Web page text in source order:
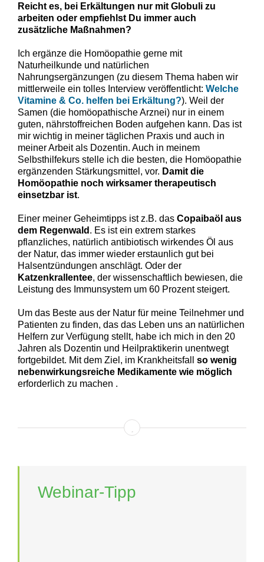
Reicht es, bei Erkältungen nur mit Globuli zu
arbeiten oder empfiehlst Du immer auch
zusätzliche Maßnahmen?
Ich ergänze die Homöopathie gerne mit
Naturheilkunde und natürlichen
Nahrungsergänzungen (zu diesem Thema haben wir
mittlerweile ein tolles Interview veröffentlicht: Welche
Vitamine & Co. helfen bei Erkältung?). Weil der
Samen (die homöopathische Arznei) nur in einem
guten, nährstoffreichen Boden aufgehen kann. Das ist
mir wichtig in meiner täglichen Praxis und auch in
meiner Arbeit als Dozentin. Auch in meinem
Selbsthilfekurs stelle ich die besten, die Homöopathie
ergänzenden Stärkungsmittel, vor. Damit die
Homöopathie noch wirksamer therapeutisch
einsetzbar ist.
Einer meiner Geheimtipps ist z.B. das Copaibaöl aus
dem Regenwald . Es ist ein extrem starkes
pflanzliches, natürlich antibiotisch wirkendes Öl aus
der Natur, das immer wieder erstaunlich gut bei
Halsentzündungen anschlägt. Oder der
Katzenkrallentee, der wissenschaftlich bewiesen, die
Leistung des Immunsystem um 60 Prozent steigert.
Um das Beste aus der Natur für meine Teilnehmer und
Patienten zu finden, das das Leben uns an natürlichen
Helfern zur Verfügung stellt, habe ich mich in den 20
Jahren als Dozentin und Heilpraktikerin unentwegt
fortgebildet. Mit dem Ziel, im Krankheitsfall so wenig
nebenwirkungsreiche Medikamente wie möglich
erforderlich zu machen .
Webinar-Tipp